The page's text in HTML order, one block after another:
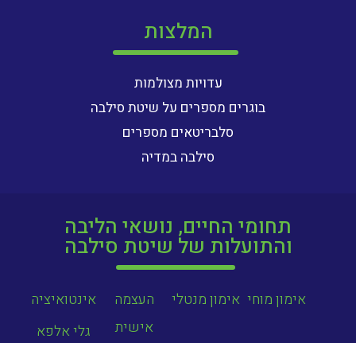
המלצות
עדויות מצולמות
בוגרים מספרים על שיטת סילבה
סלבריטאים מספרים
סילבה במדיה
תחומי החיים, נושאי הליבה
והתועלות של שיטת סילבה
אימון מוחי אימון מנטלי
העצמה
אישית
אינטואיציה
גלי אלפא